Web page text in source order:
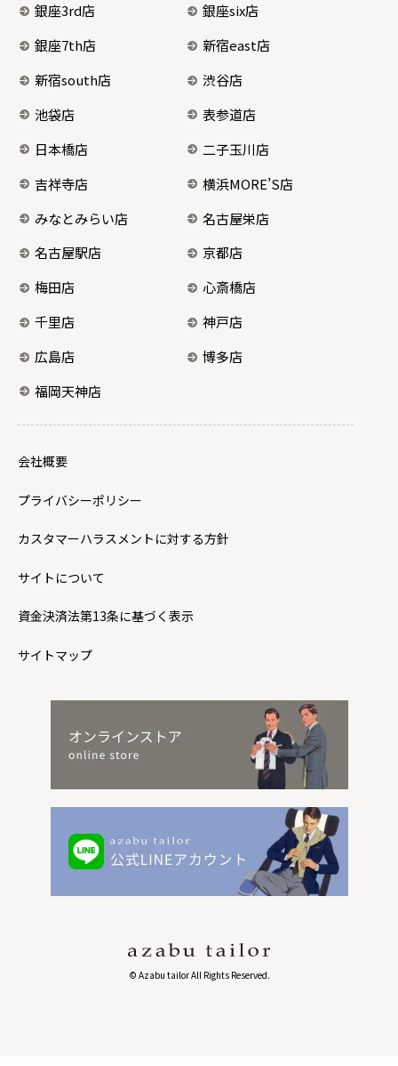
銀座3rd店
銀座six店
銀座7th店
新宿east店
新宿south店
渋谷店
池袋店
表参道店
日本橋店
二子玉川店
吉祥寺店
横浜MORE’S店
みなとみらい店
名古屋栄店
名古屋駅店
京都店
梅田店
心斎橋店
千里店
神戸店
広島店
博多店
福岡天神店
会社概要
プライバシーポリシー
カスタマーハラスメントに対する方針
サイトについて
資金決済法第13条に基づく表示
サイトマップ
© Azabu tailor All Rights Reserved.